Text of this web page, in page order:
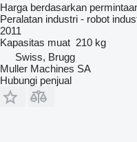
Harga berdasarkan
Peralatan industri - robot
2011
Kapasitas muat 210 kg
Swiss, Brugg
Muller Machines SA
Hubungi penjual